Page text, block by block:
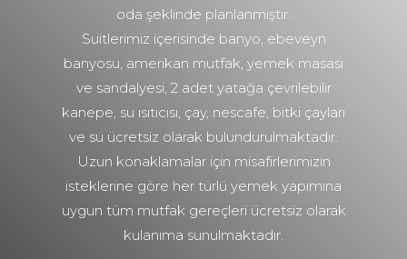
oda şeklinde planlanmıştır.
Suitlerimiz içerisinde banyo, ebeveyn
banyosu, amerikan mutfak, yemek masası
ve sandalyesi, 2 adet yatağa çevrilebilir
kanepe, su ısıtıcısı, çay, nescafe, bitki çayları
ve su ücretsiz olarak bulundurulmaktadır.
Uzun konaklamalar için misafirlerimizin
isteklerine göre her türlü yemek yapımına
uygun tüm mutfak gereçleri ücretsiz olarak
kulanıma sunulmaktadır.